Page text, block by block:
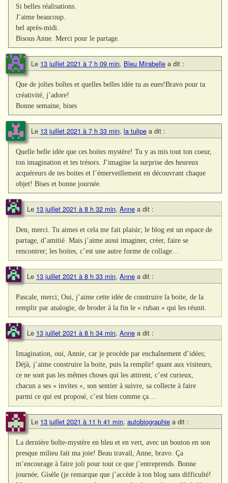
Si belles réalisations.
J’aime beaucoup.
bel après-midi.
Bisous Anne. Merci pour le partage.
Le 13 juillet 2021 à 7 h 09 min, Bleu Mirabelle a dit :
Que de jolies boîtes et quelles belles idée tu as eues!Bravo pour ta
créativité, j’adore!
Bonne semaine, bises
Le 13 juillet 2021 à 7 h 33 min, la tulipe a dit :
Quelle belle idée que ces boites mystère! Tu y as mis tout ton coeur,
ton imagination et tes trésors. J’imagine la surprise des heureux
acquéreurs de tes boites et l’émerveillement en découvrant chaque
objet! Bises et bonne journée.
Le 13 juillet 2021 à 8 h 32 min, Anne a dit :
Den, merci. Tu aimes et cela me fait plaisir; le blog est un espace de
partage, d’amitié. Mais j’aime aussi imaginer, créer, faire se
rencontrer; les boites, c’est une autre forme de collage…
Le 13 juillet 2021 à 8 h 33 min, Anne a dit :
Pascale, merci; Oui, j’aime cette idée de construire la boite, de la
remplir par analogie, de broder à la fin le « ruban » qui les réunit.
Le 13 juillet 2021 à 8 h 34 min, Anne a dit :
Imagination, oui, Annie, car je procède par enchaînement d’idées;
Déjà, j’aime construire la boite, puis la remplir! quant aux visiteurs,
ce ne sont pas les mêmes choses qui les attirent, c’est curieux,
chacun a ses « invites », son sentier à suivre, sa collecte à faire
parmi ce qui est proposé, c’est bien comme ça…
Le 13 juillet 2021 à 11 h 41 min, autobiographie a dit :
La dernière boîte-mystère en bleu et en vert, avec un bouton en son
presque milieu fait ma joie! Beau travail, Anne, bravo. Ça
m’encourage à faire joli pour tout ce que j’entreprends. Bonne
journée, Gisèle (je remarque que j’accède à ton blog sans difficulté!